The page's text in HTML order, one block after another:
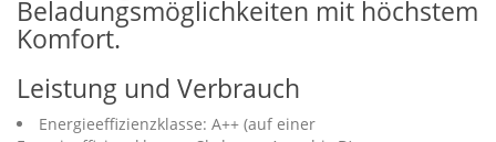
Beladungsmöglichkeiten mit höchstem
Komfort.
Leistung und Verbrauch
Energieeffizienzklasse: A++ (auf einer